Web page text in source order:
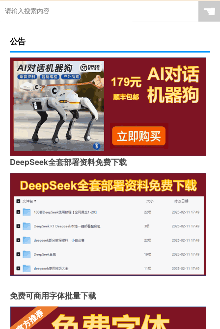
☚
公告
DeepSeek全套部署资料免费下载
免费可商用字体批量下载